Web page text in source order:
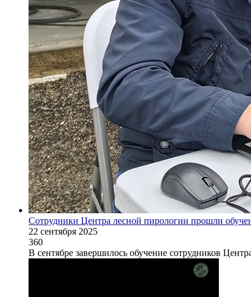
Сотрудники Центра лесной пирологии прошли
22 сентября 2025
360
В сентябре завершилось обучение сотрудников